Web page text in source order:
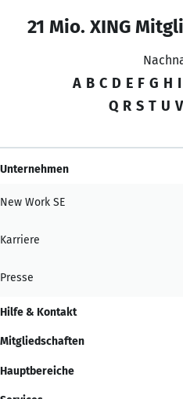
21 Mio. XING
A B C D E F G H I
Q R S T U V
Unternehmen
New Work SE
Karriere
Presse
Hilfe & Kontakt
Mitgliedschaften
Hauptbereiche